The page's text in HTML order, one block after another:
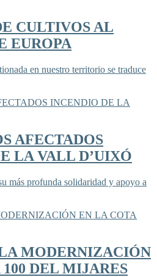
CULTIVOS AL
EUROPA
en nuestro territorio se traduce
AFECTADOS
LA VALL D’UIXÓ
más profunda solidaridad y apoyo a
MODERNIZACIÓN
DEL MIJARES